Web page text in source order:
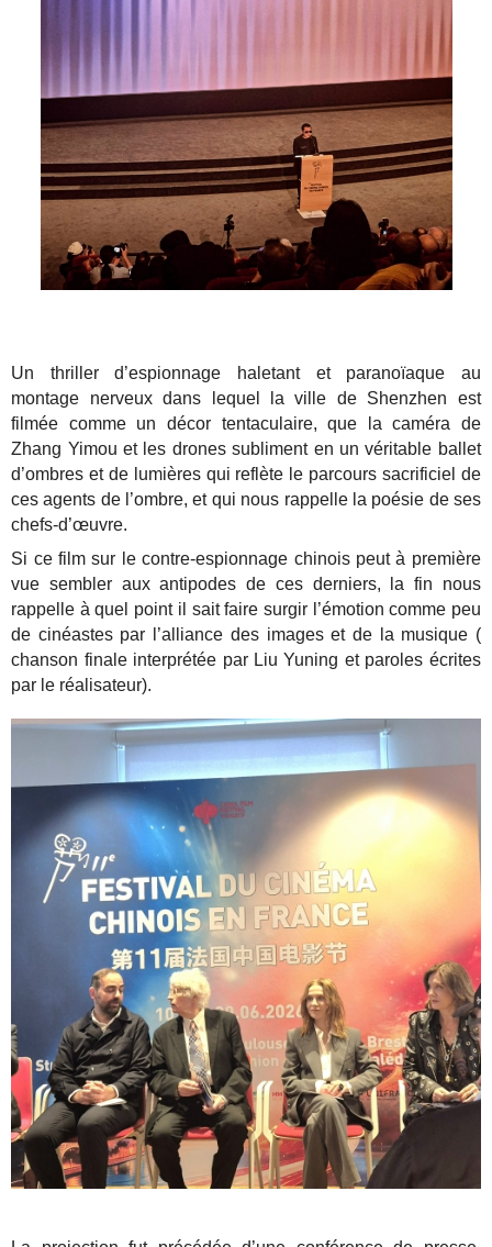
Un thriller d’espionnage haletant et paranoïaque au
montage nerveux dans lequel la ville de Shenzhen est
filmée comme un décor tentaculaire, que la caméra de
Zhang Yimou et les drones subliment en un véritable ballet
d’ombres et de lumières qui reflète le parcours sacrificiel de
ces agents de l’ombre, et qui nous rappelle la poésie de ses
chefs-d’œuvre.
Si ce film sur le contre-espionnage chinois peut à première
vue sembler aux antipodes de ces derniers, la fin nous
rappelle à quel point il sait faire surgir l’émotion comme peu
de cinéastes par l’alliance des images et de la musique (
chanson finale interprétée par Liu Yuning et paroles écrites
par le réalisateur).